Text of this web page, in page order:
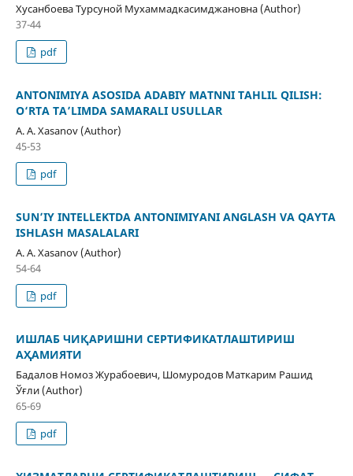
Хусанбоева Турсуной Мухаммадкасимджановна (Author)
37-44
pdf
ANTONIMIYA ASOSIDA ADABIY MATNNI TAHLIL QILISH:
O‘RTA TA’LIMDA SAMARALI USULLAR
A. A. Xasanov (Author)
45-53
pdf
SUN’IY INTELLEKTDA ANTONIMIYANI ANGLASH VA QAYTA
ISHLASH MASALALARI
A. A. Xasanov (Author)
54-64
pdf
ИШЛАБ ЧИҚАРИШНИ СЕРТИФИКАТЛАШТИРИШ
АҲАМИЯТИ
Бадалов Номоз Журабоевич, Шомуродов Маткарим Рашид
Ўғли (Author)
65-69
pdf